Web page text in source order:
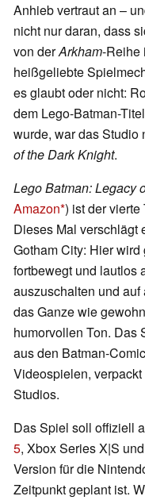
Anhieb vertraut an –
nicht nur daran, dass
von derArkham-Reihe
heißgeliebte
es glaubt oder nicht:
dem Lego-Batman-
wurde, war das Studio
of the Dark Knight.
Lego Batman: Legacy
Amazon ) ist der
Dieses Mal verschlägt
Gotham City: Hier
fortbewegt und lautlos
auszuschalten und
das Ganze wie
humorvollen Ton. Das
aus den Batman-
Videospielen,
Studios.
Das Spiel soll offiziell
5, Xbox Series X|S
Version für die
Zeitpunkt geplant ist.